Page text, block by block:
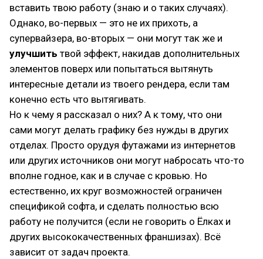
вставить твою работу (знаю и о таких случаях).
Однако, во-первых — это не их прихоть, а
супервайзера, во-вторых — они могут так же и
улучшить твой эффект, накидав дополнительных
элементов поверх или попытаться вытянуть
интересные детали из твоего рендера, если там
конечно есть что вытягивать.
Но к чему я рассказал о них? А к тому, что они
сами могут делать графику без нужды в других
отделах. Просто орудуя футажами из интернетов
или других источников они могут набросать что-то
вполне годное, как и в случае с кровью. Но
естественно, их круг возможностей ограничен
спецификой софта, и сделать полностью всю
работу не получится (если не говорить о Ëлках и
других высококачественных франшизах). Всё
зависит от задач проекта.